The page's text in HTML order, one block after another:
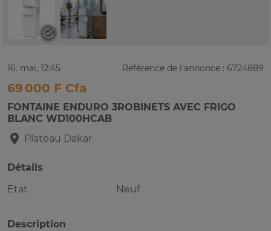
16. mai, 12:45 Référence de l'annonce : 6724889
69 000 F Cfa
FONTAINE ENDURO 3ROBINETS AVEC FRIGO
BLANC WD100HCAB
Plateau Dakar
Détails
Etat
Neuf
Description